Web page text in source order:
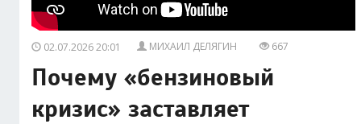
02.07.2026 20:01 МИХАИЛ ДЕЛЯГИН 667
Почему «бензиновый
кризис» заставляет